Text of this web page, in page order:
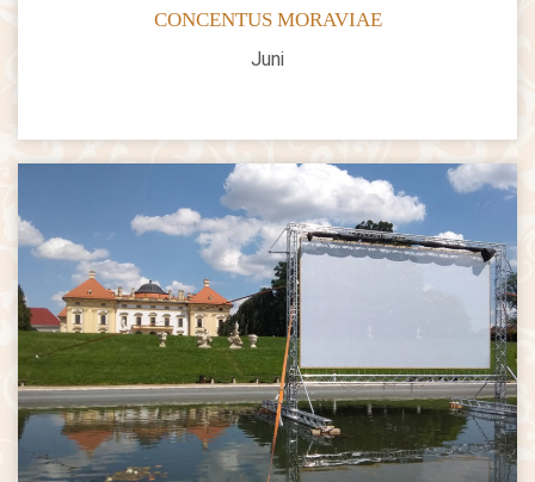
CONCENTUS MORAVIAE
Juni